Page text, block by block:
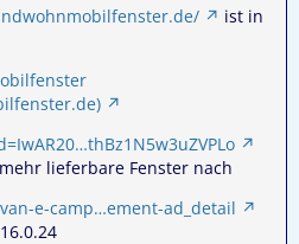
ist in
lieferbare Fenster nach
e-camp…ement-ad_detail